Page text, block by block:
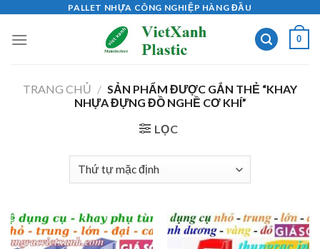
content
PALLET NHỰA CÔNG NGHIỆP HÀNG ĐẦU
0
TRANG CHỦ / SẢN PHẨM ĐƯỢC GẮN THẺ “KHAY
NHỰA ĐỰNG ĐỒ NGHỀ CƠ KHÍ”
LỌC